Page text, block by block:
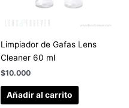
Limpiador de Gafas Lens
Cleaner 60 ml
$10.000
Añadir al carrito